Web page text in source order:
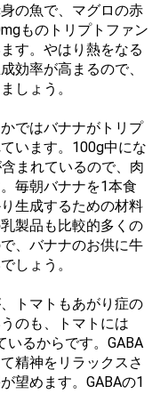
の魚で、マグロの赤
ものトリプトファン
す。やはり熱をなる
効率が高まるので、
しょう。
ではバナナがトリプ
います。100g中にな
まれているので、肉
毎朝バナナを1本食
生成するための材料
製品も比較的多くの
、バナナのお供に牛
しょう。
トマトもあがり症の
のも、トマトには
いるからです。GABA
精神をリラックスさ
望めます。GABAの1